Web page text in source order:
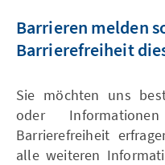
Barrieren melden
Barrierefreiheit
Sie möchten uns
oder
Barrierefreiheit
alle weiteren